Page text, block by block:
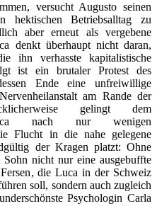
versucht Augusto seinen
Betriebsalltag zu
aber erneut als vergebene
denkt überhaupt nicht daran,
ihn verhasste kapitalistische
ist ein brutaler Protest des
Ende eine unfreiwillige
am Rande der
gelingt dem
Luca nach nur wenigen
Flucht in die nahe gelegene
der Kragen platzt: Ohne
Sohn nicht nur eine ausgebuffte
die Luca in der Schweiz
soll, sondern auch zugleich
Psychologin Carla